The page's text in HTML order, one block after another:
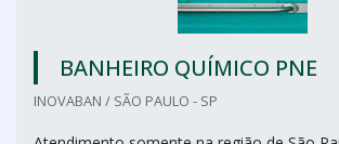
BANHEIRO QUÍMICO PNE
INOVABAN / SÃO PAULO - SP